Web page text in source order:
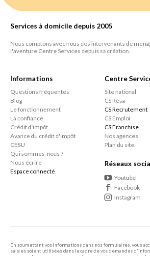
Services à domicile depuis 2005
Nous comptons avec nous des intervenants de
l'aventure Centre Services depuis sa création.
Informations
Questions fréquentes
Blog
Le fonctionnement
La confiance
Crédit d'impôt
Avance du crédit d'impôt
CESU
Qui sommes-nous ?
Nous écrire
Espace connecté
Centre
Site national
CS Résa
CS Recrutement
CS Emploi
CS Franchise
Nos agences
Plan du site
Réseaux
Youtube
Facebook
Instagram
En soumettant vos informations dans nos formulaires, vous
saisies soient utilisées dans le cadre de vos demandes